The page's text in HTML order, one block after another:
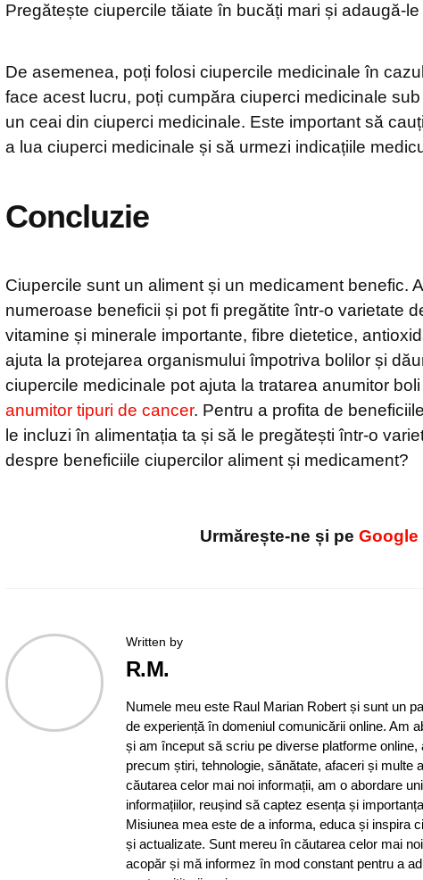
Pregătește ciupercile tăiate în bucăți mari și adaugă-
De asemenea, poți folosi ciupercile medicinale în
face acest lucru, poți cumpăra ciuperci medicinale
un ceai din ciuperci medicinale. Este important să
a lua ciuperci medicinale și să urmezi indicațiile
Concluzie
Ciupercile sunt un aliment și un medicament benefic.
numeroase beneficii și pot fi pregătite într-o varietate
vitamine și minerale importante, fibre dietetice,
ajuta la protejarea organismului împotriva bolilor și
ciupercile medicinale pot ajuta la tratarea anumitor
anumitor tipuri de cancer. Pentru a profita de
le incluzi în alimentația ta și să le pregătești într-o
despre beneficiile ciupercilor aliment și medicament?
Urmărește-ne și pe Google
Written by
R.M.
Numele meu este Raul Marian Robert și sunt un
de experiență în domeniul comunicării online. Am
și am început să scriu pe diverse platforme
precum știri, tehnologie, sănătate, afaceri și multe
căutarea celor mai noi informații, am o abordare
informațiilor, reușind să captez esența și
Misiunea mea este de a informa, educa și inspira
și actualizate. Sunt mereu în căutarea celor mai
acopăr și mă informez în mod constant pentru a